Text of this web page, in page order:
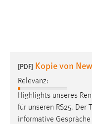
[PDF] Kopie von
Relevanz:
Highlights unseres
für unseren RS25. Der
informative
Performance
Name:
staticfilecache
Zweck:
Für performante